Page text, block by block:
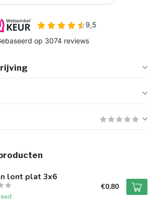
lont plat 3x6
€0,80